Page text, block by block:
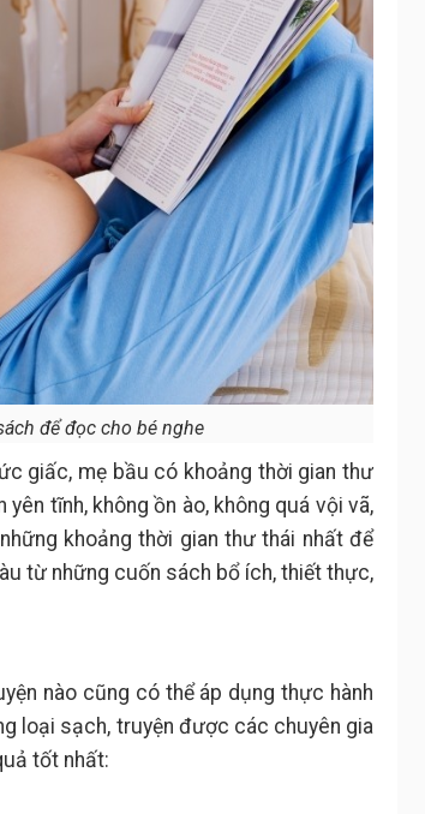
để đọc cho bé nghe
giấc, mẹ bầu có khoảng thời gian thư
tĩnh, không ồn ào, không quá vội vã,
khoảng thời gian thư thái nhất để
từ những cuốn sách bổ ích, thiết thực,
nào cũng có thể áp dụng thực hành
loại sạch, truyện được các chuyên gia
tốt nhất: